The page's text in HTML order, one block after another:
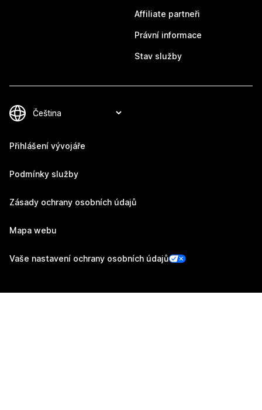
Affiliate partneři
Právní informace
Stav služby
Přihlášení vývojáře
Podmínky služby
Zásady ochrany osobních údajů
Mapa webu
Vaše nastavení ochrany osobních údajů